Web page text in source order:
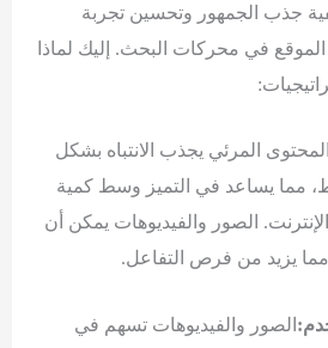
جذب الجمهور وتحسين تجربة
في محركات البحث. إليك لماذا
المحتوى المرئي يجذب الانتباه بشكل
مما يساعد في التميز وسط كمية
الصور والفيديوهات يمكن أن
مما يزيد من فرص التفاعل.
الصور والفيديوهات تسهم في